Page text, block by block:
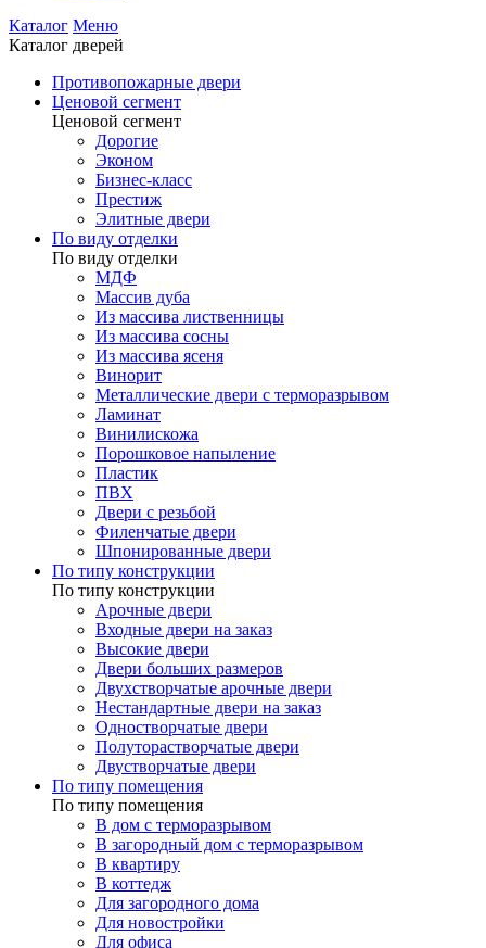
Каталог Меню
Каталог дверей
Противопожарные двери
Ценовой сегмент
Ценовой сегмент
Дорогие
Эконом
Бизнес-класс
Престиж
Элитные двери
По виду отделки
По виду отделки
МДФ
Массив дуба
Из массива лиственницы
Из массива сосны
Из массива ясеня
Винорит
Металлические двери с терморазрывом
Ламинат
Винилискожа
Порошковое напыление
Пластик
ПВХ
Двери с резьбой
Филенчатые двери
Шпонированные двери
По типу конструкции
По типу конструкции
Арочные двери
Входные двери на заказ
Высокие двери
Двери больших размеров
Двухстворчатые арочные двери
Нестандартные двери на заказ
Одностворчатые двери
Полуторастворчатые двери
Двустворчатые двери
По типу помещения
По типу помещения
В дом с терморазрывом
В загородный дом с терморазрывом
В квартиру
В коттедж
Для загородного дома
Для новостройки
Для офиса